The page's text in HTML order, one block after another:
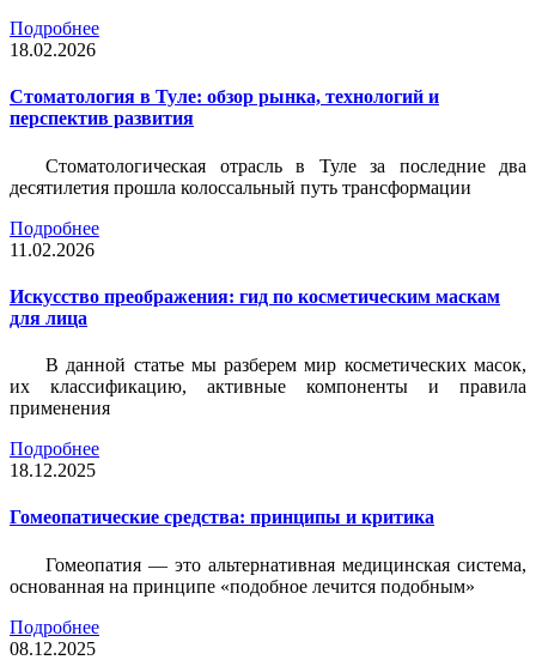
Подробнее
18.02.2026
Стоматология в Туле: обзор рынка, технологий и
перспектив развития
Стоматологическая отрасль в Туле за последние два
десятилетия прошла колоссальный путь трансформации
Подробнее
11.02.2026
Искусство преображения: гид по косметическим маскам
для лица
В данной статье мы разберем мир косметических масок,
их классификацию, активные компоненты и правила
применения
Подробнее
18.12.2025
Гомеопатические средства: принципы и критика
Гомеопатия — это альтернативная медицинская система,
основанная на принципе «подобное лечится подобным»
Подробнее
08.12.2025